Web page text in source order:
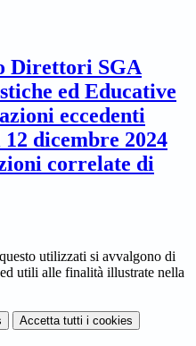
Direttori SGA
ed Educative
eccedenti
dicembre 2024
correlate di
utilizzati si avvalgono di
utili alle finalità illustrate nella
Accetta tutti i cookies